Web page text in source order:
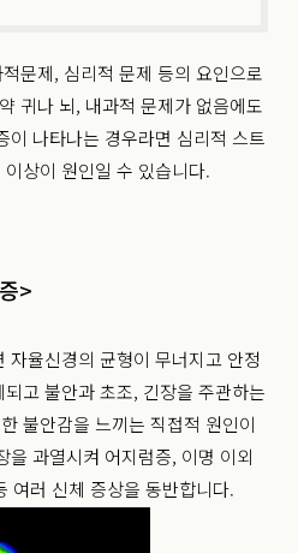
문제, 심리적 문제 등의 요인으로
귀나 뇌, 내과적 문제가 없음에도
이 나타나는 경우라면 심리적 스트
상이 원인일 수 있습니다.
>
자율신경의 균형이 무너지고 안정
고 불안과 초조, 긴장을 주관하는
불안감을 느끼는 직접적 원인이
을 과열시켜 어지럼증, 이명 이외
여러 신체 증상을 동반합니다.